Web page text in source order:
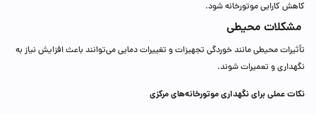
کاهش کارایی موتورخانه شود.
مشکلات محیطی
تأثیرات محیطی مانند خوردگی تجهیزات و تغییرات دمایی می‌توانند باعث افزایش نیاز به
نگهداری و تعمیرات شوند.
نکات عملی برای نگهداری موتورخانه‌های مرکزی